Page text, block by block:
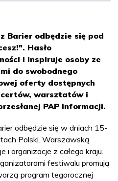
Barier odbędzie się pod
Hasło
i inspiruje osoby ze
do swobodnego
oferty dostępnych
warsztatów i
PAP informacji.
odbędzie się w dniach 15-
Polski. Warszawską
i organizacje z całego kraju.
festiwalu promują
program tegorocznej